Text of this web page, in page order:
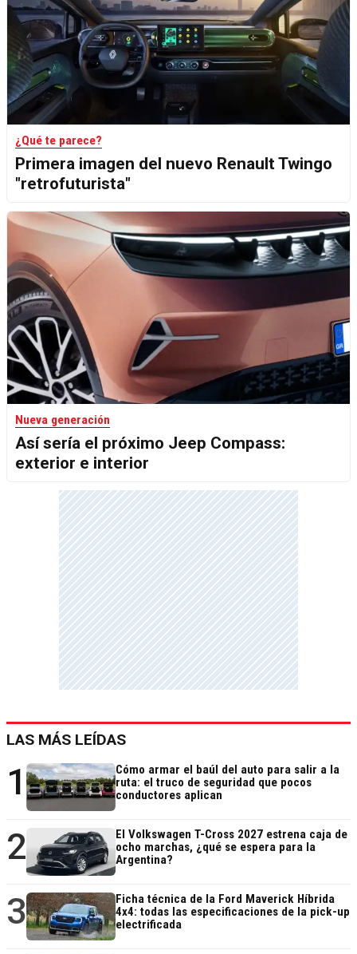
¿Qué te parece?
Primera imagen del nuevo Renault Twingo
"retrofuturista"
Nueva generación
Así sería el próximo Jeep Compass:
exterior e interior
LAS MÁS LEÍDAS
1
Cómo armar el baúl del auto para salir a la
ruta: el truco de seguridad que pocos
conductores aplican
2
El Volkswagen T-Cross 2027 estrena caja de
ocho marchas, ¿qué se espera para la
Argentina?
3
Ficha técnica de la Ford Maverick Híbrida
4x4: todas las especificaciones de la pick-up
electrificada